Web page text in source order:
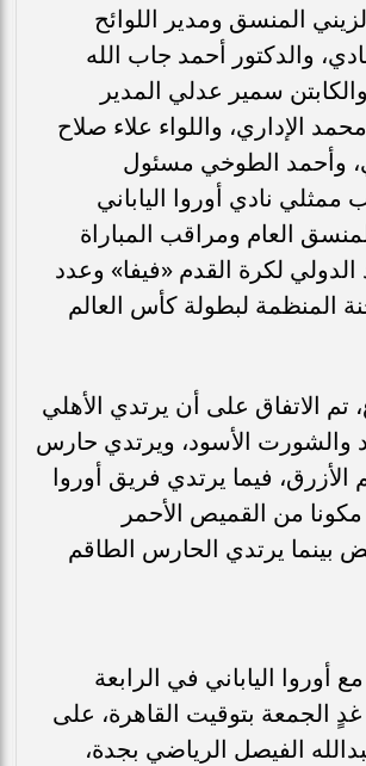
المنسق ومدير اللوائح
والدكتور أحمد جاب الله
سمير عدلي المدير
الإداري، واللواء علاء صلاح
وأحمد الطوخي مسئول
ممثلي نادي أوروا الياباني
العام ومراقب المباراة
الدولي لكرة القدم «فيفا» وعدد
المنظمة لبطولة كأس العالم
تم الاتفاق على أن يرتدي الأهلي
والشورت الأسود، ويرتدي حارس
الأزرق، فيما يرتدي فريق أوروا
مكونا من القميص الأحمر
بينما يرتدي الحارس الطاقم
أوروا الياباني في الرابعة
الجمعة بتوقيت القاهرة، على
الفيصل الرياضي بجدة،